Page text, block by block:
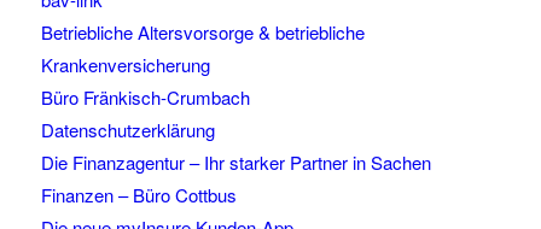
Betriebliche Altersvorsorge & betriebliche
Krankenversicherung
Büro Fränkisch-Crumbach
Datenschutzerklärung
Die Finanzagentur – Ihr starker Partner in Sachen
Finanzen – Büro Cottbus